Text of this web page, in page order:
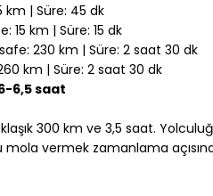
| Süre: 45 dk
15 km | Süre: 15 dk
230 km | Süre: 2 saat 30 dk
km | Süre: 2 saat 30 dk
6,5 saat
300 km ve 3,5 saat.
vermek zamanlama